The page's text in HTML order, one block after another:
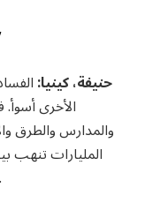
حنيفة، كينيا:
الأخرى
والمدارس والطرق
المليارات تنهب
والمرضى يموتون في المستشفيات العامة.